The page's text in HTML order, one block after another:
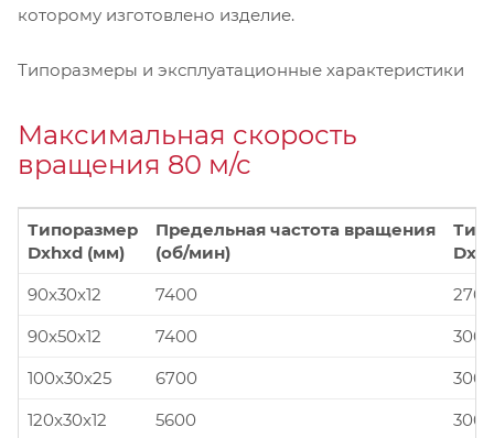
которому изготовлено изделие.
Типоразмеры и эксплуатационные характеристики
Максимальная скорость
вращения 80 м/с
Типоразмер
Dxhxd (мм)
Предельная частота вращения
(об/мин)
90x30x12
7400
90x50x12
7400
100x30x25
6700
120x30x12
5600